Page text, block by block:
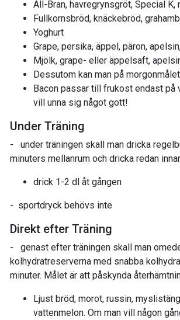
All-Bran, havregrynsgröt, Special K,
Fullkornsbröd, knäckebröd,
Yoghurt
Grape, persika, äppel, päron,
Mjölk, grape- eller äppelsaft,
Dessutom kan man på
Bacon passar till frukost endast på
vill unna sig något gott!
Under Träning
- under träningen skall man dricka
minuters mellanrum och dricka redan
drick 1-2 dl åt gången
- sportdryck behövs inte
Direkt efter Träning
- genast efter träningen skall man
kolhydratreserverna med snabba
minuter. Målet är att påskynda
Ljust bröd, morot, russin,
vattenmelon. Om man vill någon